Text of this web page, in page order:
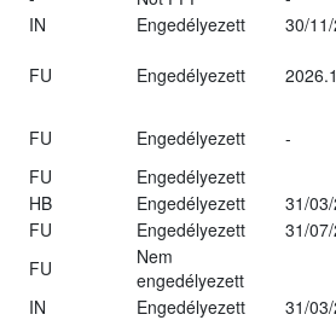
IN Engedélyezett
30/
FU Engedélyezett
FU Engedélyezett
-
FU
Engedélyezett
HB Engedélyezett
31/
FU Engedélyezett
31/
FU
Nem
engedélyezett
IN Engedélyezett
31/